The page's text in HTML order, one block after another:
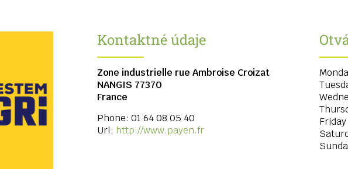
Kontaktné údaje
Zone industrielle rue Ambroise Croizat
NANGIS 77370
France
Phone: 01 64 08 05 40
Url: http://www.payen.fr
Friday